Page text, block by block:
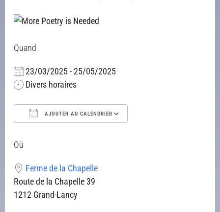
Quand
23/03/2025 - 25/05/2025
Divers horaires
AJOUTER AU CALENDRIER
Où
Ferme de la Chapelle
Route de la Chapelle 39
1212 Grand-Lancy